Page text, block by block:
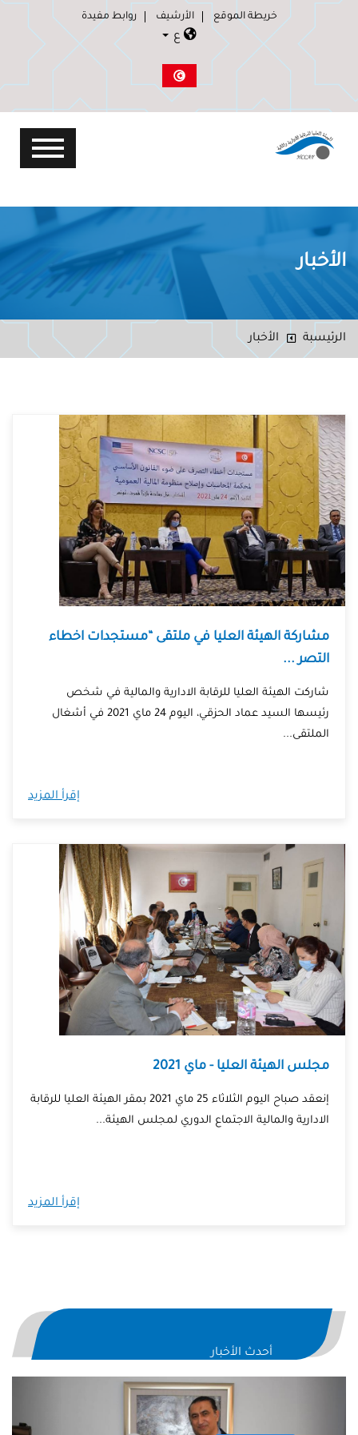
خريطة الموقع الأرشيف روابط مفيدة
ع
الأخبار
الرئيسبة الأخبار
مشاركة الهيئة العليا في ملتقى “مستجدات اخطاء
التصر ...
شاركت الهيئة العليا للرقابة الادارية والمالية في شخص
رئيسها السيد عماد الحزقي، اليوم 24 ماي 2021 في أشغال
الملتقى...
إقرأ المزيد
مجلس الهيئة العليا - ماي 2021
إنعقد صباح اليوم الثلاثاء 25 ماي 2021 بمقر الهيئة العليا للرقابة
الادارية والمالية الاجتماع الدوري لمجلس الهيئة...
إقرأ المزيد
أحدث الأخبار